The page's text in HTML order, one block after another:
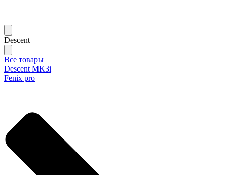
Descent
Все товары
Descent MK3i
Fenix pro